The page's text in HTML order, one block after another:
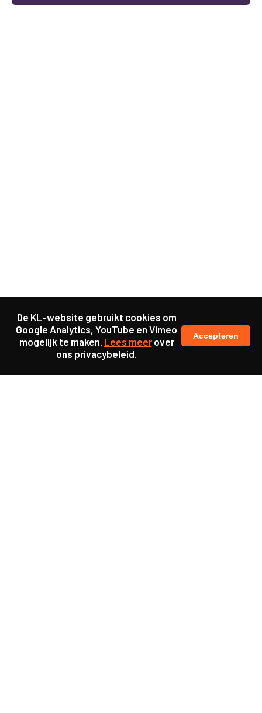
De KL-website gebruikt cookies om
Google Analytics, YouTube en Vimeo
mogelijk te maken. Lees meerover
ons privacybeleid.
Accepteren